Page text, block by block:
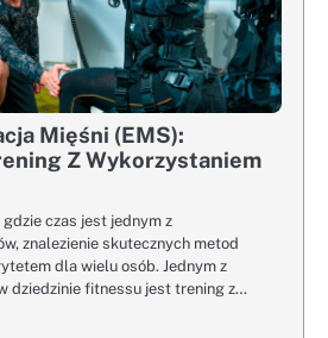
Mięśni (EMS):
Z Wykorzystaniem
czas jest jednym z
znalezienie skutecznych metod
dla wielu osób. Jednym z
dziedzinie fitnessu jest trening z…